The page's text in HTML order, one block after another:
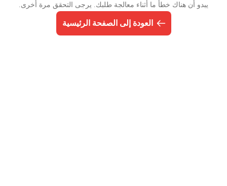
يبدو أن هناك خطأ ما أثناء معالجة طلبك. يرجى التحقق مرة أخرى.
العودة إلى الصفحة الرئيسية